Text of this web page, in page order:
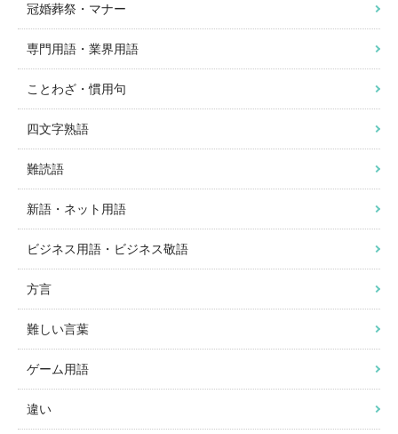
冠婚葬祭・マナー
専門用語・業界用語
ことわざ・慣用句
四文字熟語
難読語
新語・ネット用語
ビジネス用語・ビジネス敬語
方言
難しい言葉
ゲーム用語
違い